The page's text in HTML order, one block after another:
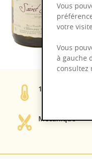
12,50%
Mécanique
Vous
votre
Vous
à gauche
consultez